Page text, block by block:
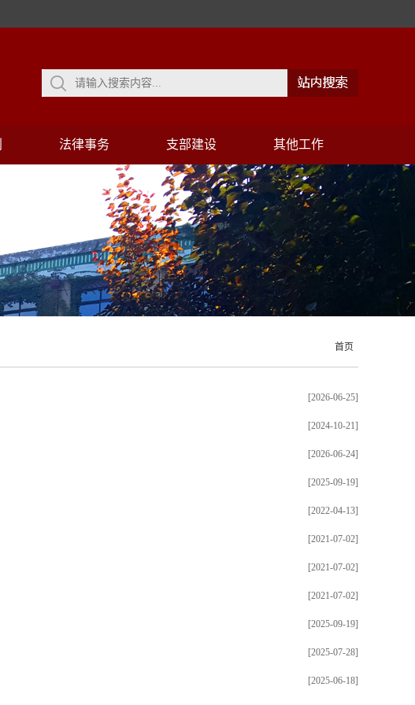
法律事务 支部建设 其他工作
首页
[2026-06-25]
[2024-10-21]
[2026-06-24]
[2025-09-19]
[2022-04-13]
[2021-07-02]
[2021-07-02]
[2021-07-02]
[2025-09-19]
[2025-07-28]
[2025-06-18]